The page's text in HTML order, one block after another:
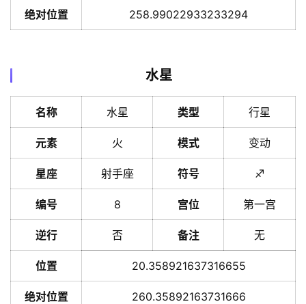
绝对位置 258.99022933233294
水星
名称 水星 类型 行星
元素 火 模式 变动
星座 射手座 符号 ♐️
编号 8 宫位 第一宫
逆行 否 备注 无
位置 20.358921637316655
绝对位置 260.35892163731666